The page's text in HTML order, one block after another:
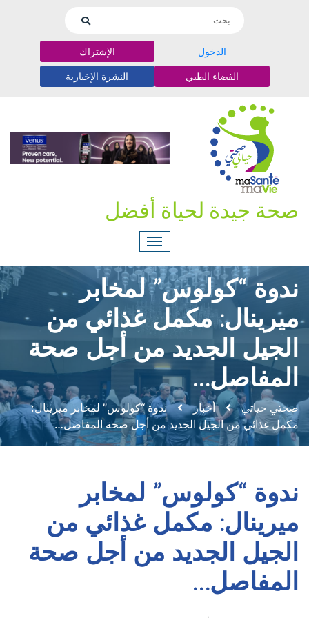
الدخول الإشتراك
الفضاء الطبي النشرة الإخبارية
صحة جيدة لحياة أفضل
ندوة “كولوس” لمخابر
ميرينال: مكمل غذائي من
الجيل الجديد من أجل صحة
المفاصل…
صحتي حياتي أخبار
ندوة “كولوس” لمخابر ميرينال:
مكمل غذائي من الجيل الجديد من أجل صحة المفاصل…
ندوة “كولوس” لمخابر
ميرينال: مكمل غذائي من
الجيل الجديد من أجل صحة
المفاصل…